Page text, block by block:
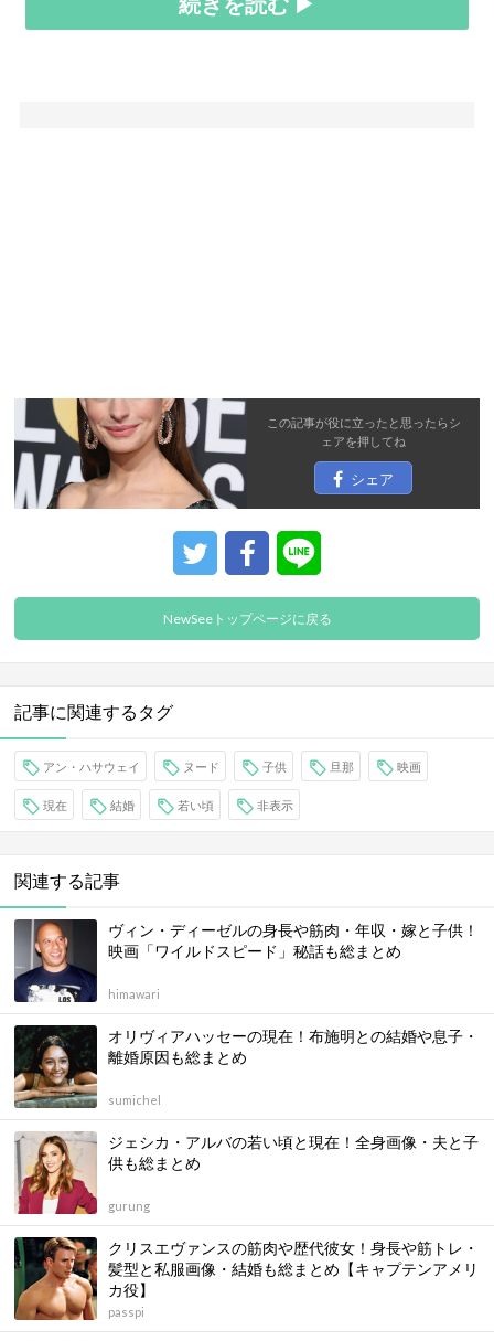
この記事が役に立ったと思ったらシ
ェアを押してね
シェア
NewSeeトップページに戻る
記事に関連するタグ
アン・ハサウェイ ヌード 子供 旦那 映画
現在 結婚 若い頃 非表示
関連する記事
ヴィン・ディーゼルの身長や筋肉・年収・嫁と子供！
映画「ワイルドスピード」秘話も総まとめ
himawari
オリヴィアハッセーの現在！布施明との結婚や息子・
離婚原因も総まとめ
sumichel
ジェシカ・アルバの若い頃と現在！全身画像・夫と子
供も総まとめ
gurung
クリスエヴァンスの筋肉や歴代彼女！身長や筋トレ・
髪型と私服画像・結婚も総まとめ【キャプテンアメリ
カ役】
passpi